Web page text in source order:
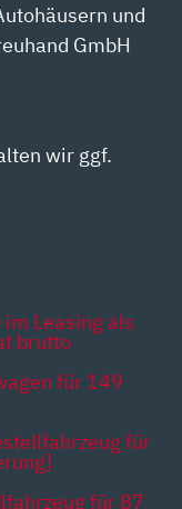
und
GmbH
wir ggf.
im Leasing als
brutto
für 149
für
für 87